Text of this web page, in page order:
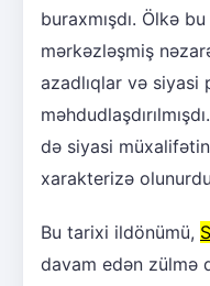
buraxmışdı. Ölkə
mərkəzləşmiş
azadlıqlar və siyasi
də siyasi
xarakterizə
Bu tarixi ildönümü,
davam edən zülmə